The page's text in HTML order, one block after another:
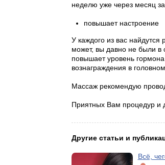
неделю уже через месяц
повышает настроение
У каждого из вас найдутся
может, вы давно не были в
повышает уровень гормона
вознаграждения в
Массаж рекомендую
Приятных Вам процедур и
Другие статьи и
Всё,